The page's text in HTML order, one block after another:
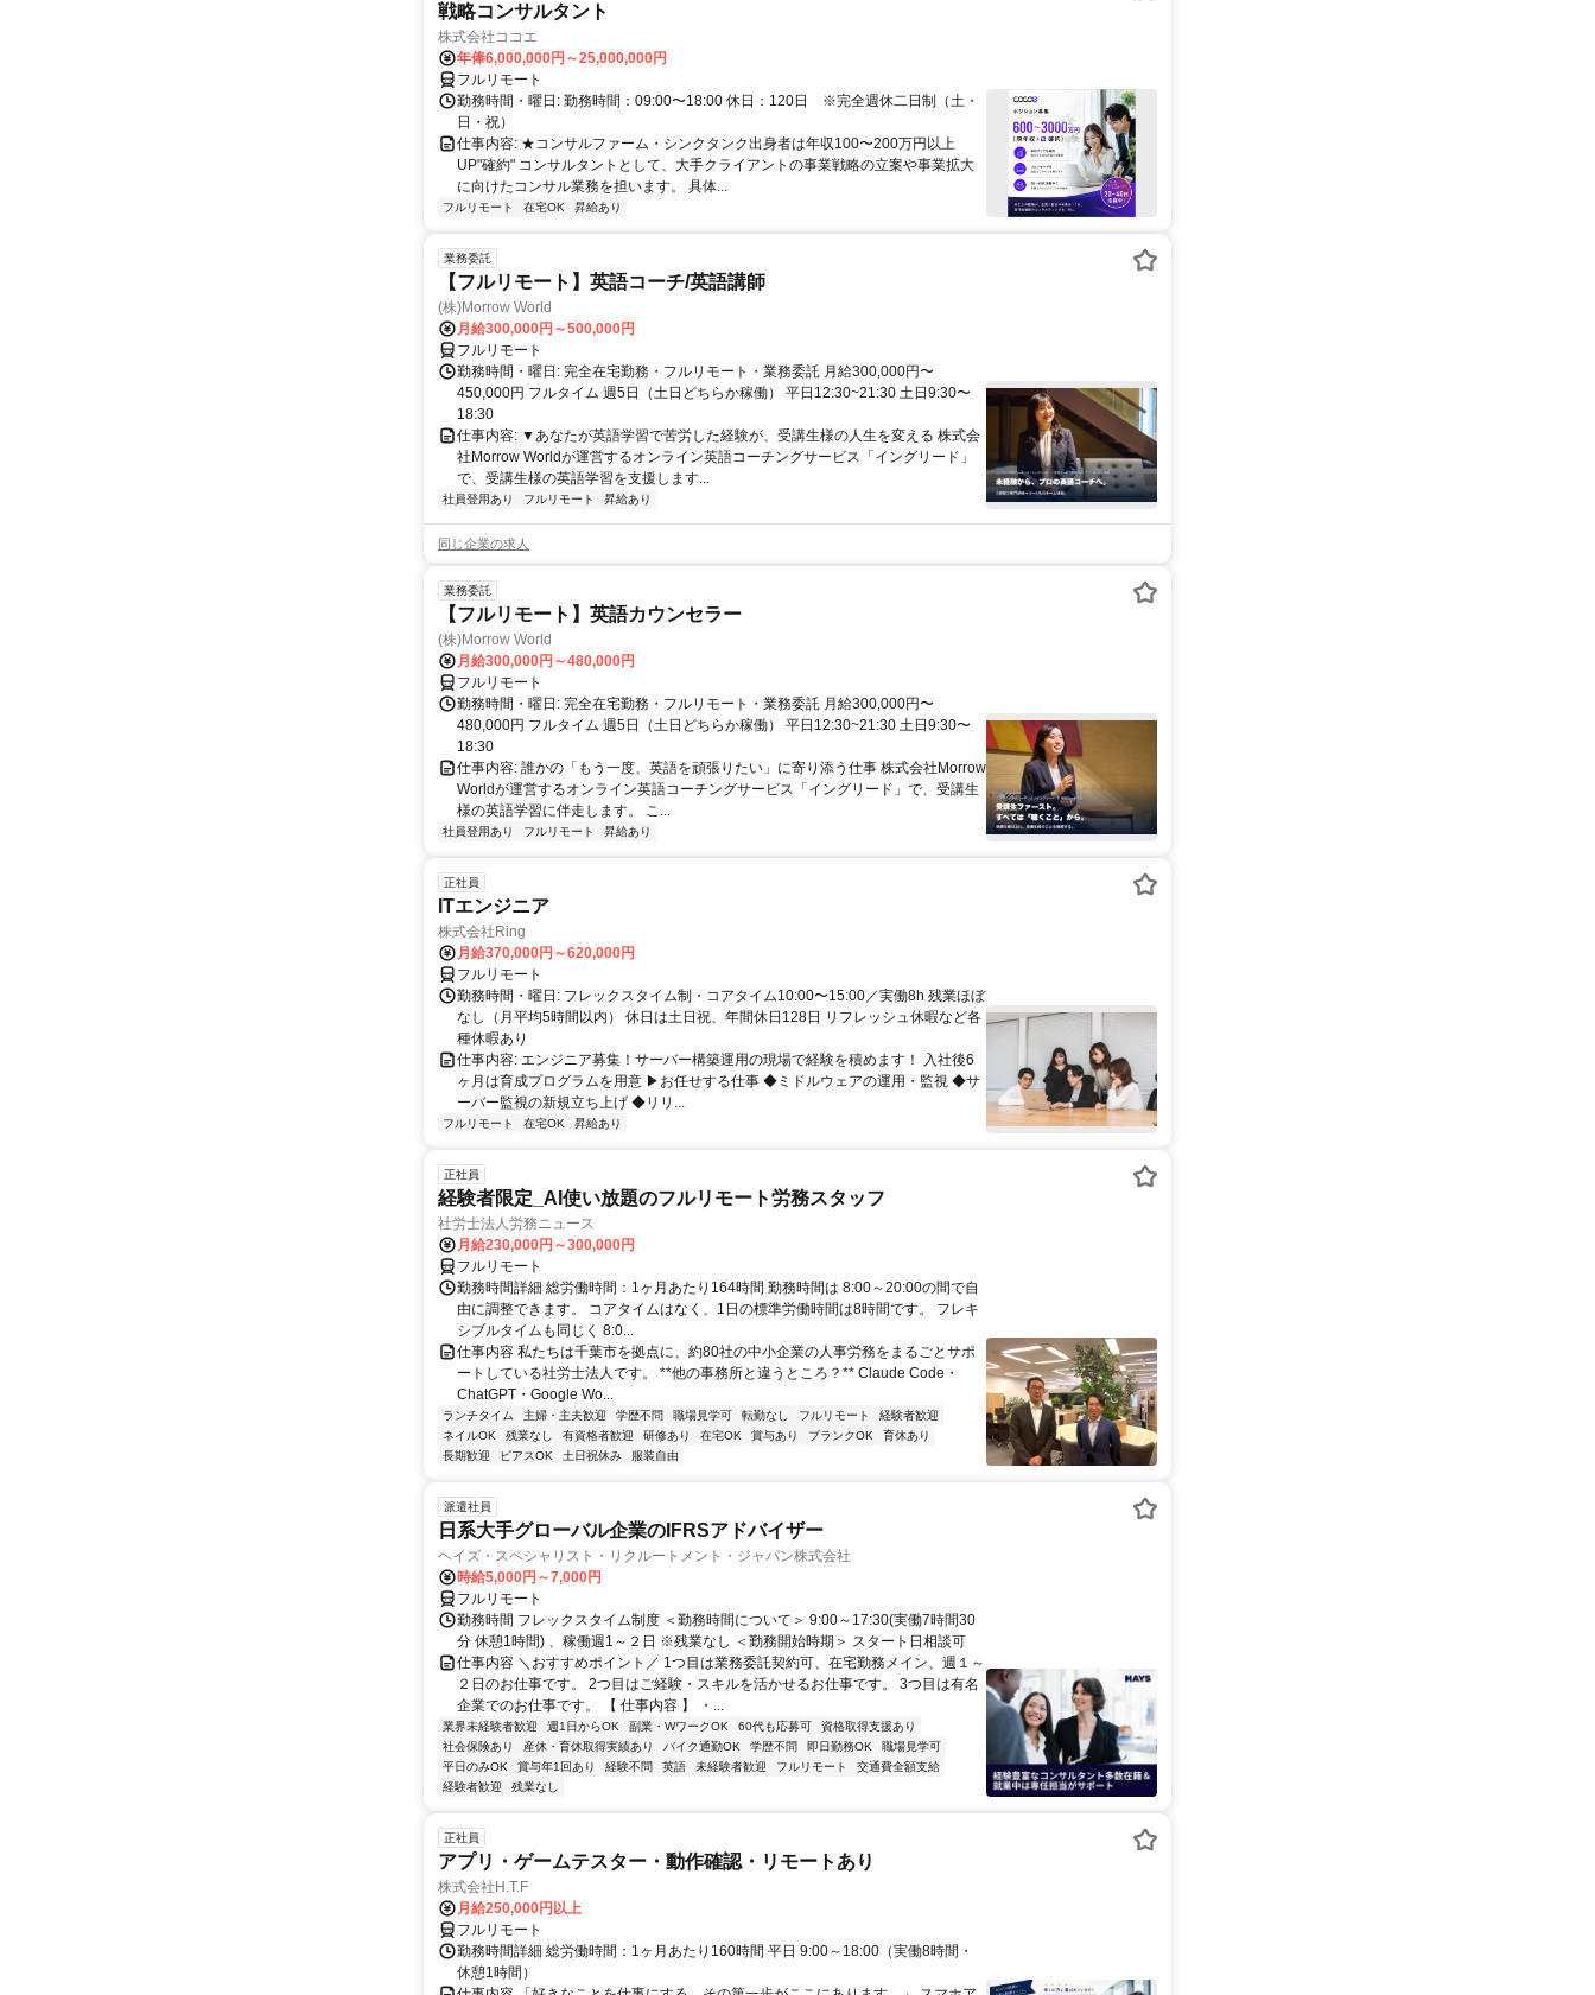
戦略コンサルタント
株式会社ココエ
年俸6,000,000円～25,000,000円
フルリモート
勤務時間・曜日: 勤務時間：09:00〜18:00 休日：120日 ※完全週休二日制（土・
日・祝）
仕事内容: ★コンサルファーム・シンクタンク出身者は年収100〜200万円以上
UP"確約" コンサルタントとして、大手クライアントの事業戦略の立案や事業拡大
に向けたコンサル業務を担います。 具体...
フルリモート 在宅OK 昇給あり
業務委託
【フルリモート】英語コーチ/英語講師
(株)Morrow World
月給300,000円～500,000円
フルリモート
勤務時間・曜日: 完全在宅勤務・フルリモート・業務委託 月給300,000円〜
450,000円 フルタイム 週5日（土日どちらか稼働） 平日12:30~21:30 土日9:30〜
18:30
仕事内容: ▼あなたが英語学習で苦労した経験が、受講生様の人生を変える 株式会
社Morrow Worldが運営するオンライン英語コーチングサービス「イングリード」
で、受講生様の英語学習を支援します...
社員登用あり フルリモート 昇給あり
同じ企業の求人
業務委託
【フルリモート】英語カウンセラー
(株)Morrow World
月給300,000円～480,000円
フルリモート
勤務時間・曜日: 完全在宅勤務・フルリモート・業務委託 月給300,000円〜
480,000円 フルタイム 週5日（土日どちらか稼働） 平日12:30~21:30 土日9:30〜
18:30
仕事内容: 誰かの「もう一度、英語を頑張りたい」に寄り添う仕事 株式会社Morrow
Worldが運営するオンライン英語コーチングサービス「イングリード」で、受講生
様の英語学習に伴走します。 こ...
社員登用あり フルリモート 昇給あり
正社員
ITエンジニア
株式会社Ring
月給370,000円～620,000円
フルリモート
勤務時間・曜日: フレックスタイム制・コアタイム10:00〜15:00／実働8h 残業ほぼ
なし（月平均5時間以内） 休日は土日祝、年間休日128日 リフレッシュ休暇など各
種休暇あり
仕事内容: エンジニア募集！サーバー構築運用の現場で経験を積めます！ 入社後6
ヶ月は育成プログラムを用意 ▶お任せする仕事 ◆ミドルウェアの運用・監視 ◆サ
ーバー監視の新規立ち上げ ◆リリ...
フルリモート 在宅OK 昇給あり
正社員
経験者限定_AI使い放題のフルリモート労務スタッフ
社労士法人労務ニュース
月給230,000円～300,000円
フルリモート
勤務時間詳細 総労働時間：1ヶ月あたり164時間 勤務時間は 8:00～20:00の間で自
由に調整できます。 コアタイムはなく、1日の標準労働時間は8時間です。 フレキ
シブルタイムも同じく 8:0...
仕事内容 私たちは千葉市を拠点に、約80社の中小企業の人事労務をまるごとサポ
ートしている社労士法人です。 **他の事務所と違うところ？** Claude Code・
ChatGPT・Google Wo...
ランチタイム 主婦・主夫歓迎 学歴不問 職場見学可 転勤なし フルリモート
経験者歓迎
ネイルOK
残業なし 有資格者歓迎 研修あり 在宅OK 賞与あり ブランクOK
育休あり
長期歓迎
ピアスOK 土日祝休み 服装自由
派遣社員
日系大手グローバル企業のIFRSアドバイザー
ヘイズ・スペシャリスト・リクルートメント・ジャパン株式会社
時給5,000円～7,000円
フルリモート
勤務時間 フレックスタイム制度 ＜勤務時間について＞ 9:00～17:30(実働7時間30
分 休憩1時間) 、稼働週1～２日 ※残業なし ＜勤務開始時期＞ スタート日相談可
仕事内容 ＼おすすめポイント／ 1つ目は業務委託契約可、在宅勤務メイン、週１～
２日のお仕事です。 2つ目はご経験・スキルを活かせるお仕事です。 3つ目は有名
企業でのお仕事です。 【 仕事内容 】 ・...
業界未経験者歓迎 週1日からOK 副業・WワークOK 60代も応募可
資格取得支援あり
社会保険あり
産休・育休取得実績あり バイク通勤OK 学歴不問 即日勤務OK
職場見学可
平日のみOK
賞与年1回あり 経験不問 英語 未経験者歓迎 フルリモート
交通費全額支給
経験者歓迎
残業なし
正社員
アプリ・ゲームテスター・動作確認・リモートあり
株式会社H.T.F
月給250,000円以上
フルリモート
勤務時間詳細 総労働時間：1ヶ月あたり160時間 平日 9:00～18:00（実働8時間・
休憩1時間）